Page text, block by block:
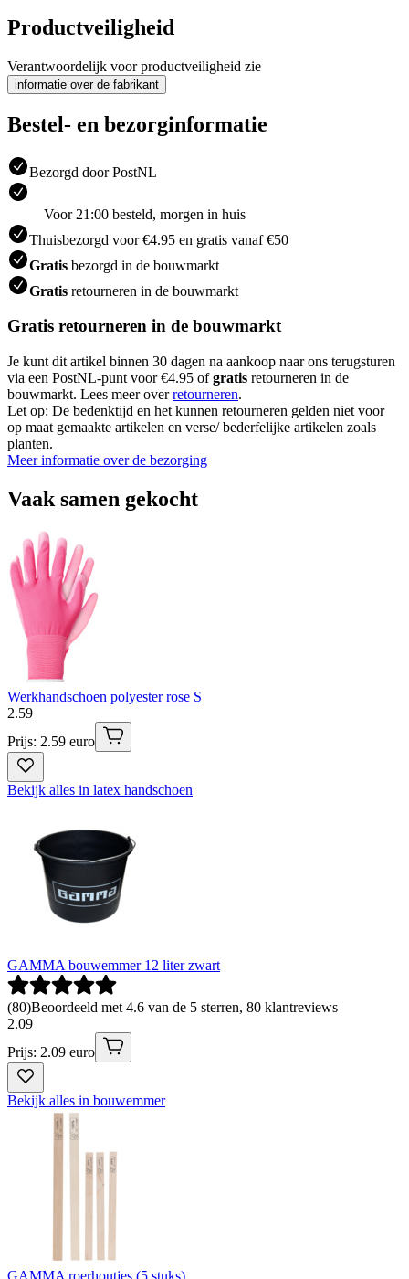
Productveiligheid
Verantwoordelijk voor productveiligheid zie
informatie over de fabrikant
Bestel- en bezorginformatie
Bezorgd door PostNL
Voor 21:00 besteld, morgen in huis
Thuisbezorgd voor €4.95 en gratis vanaf €50
Gratis bezorgd in de bouwmarkt
Gratis retourneren in de bouwmarkt
Gratis retourneren in de bouwmarkt
Je kunt dit artikel binnen 30 dagen na aankoop naar ons terugsturen
via een PostNL-punt voor €4.95 ofgratis retourneren in de
bouwmarkt. Lees meer overretourneren.
Let op: De bedenktijd en het kunnen retourneren gelden niet voor
op maat gemaakte artikelen en verse/ bederfelijke artikelen zoals
planten.
Meer informatie over de bezorging
Vaak samen gekocht
Werkhandschoen polyester rose S
2.59
Prijs: 2.59 euro
Bekijk alles in latex handschoen
GAMMA bouwemmer 12 liter zwart
(80)Beoordeeld met 4.6 van de 5 sterren, 80 klantreviews
2.09
Prijs: 2.09 euro
Bekijk alles in bouwemmer
GAMMA roerhoutjes (5 stuks)